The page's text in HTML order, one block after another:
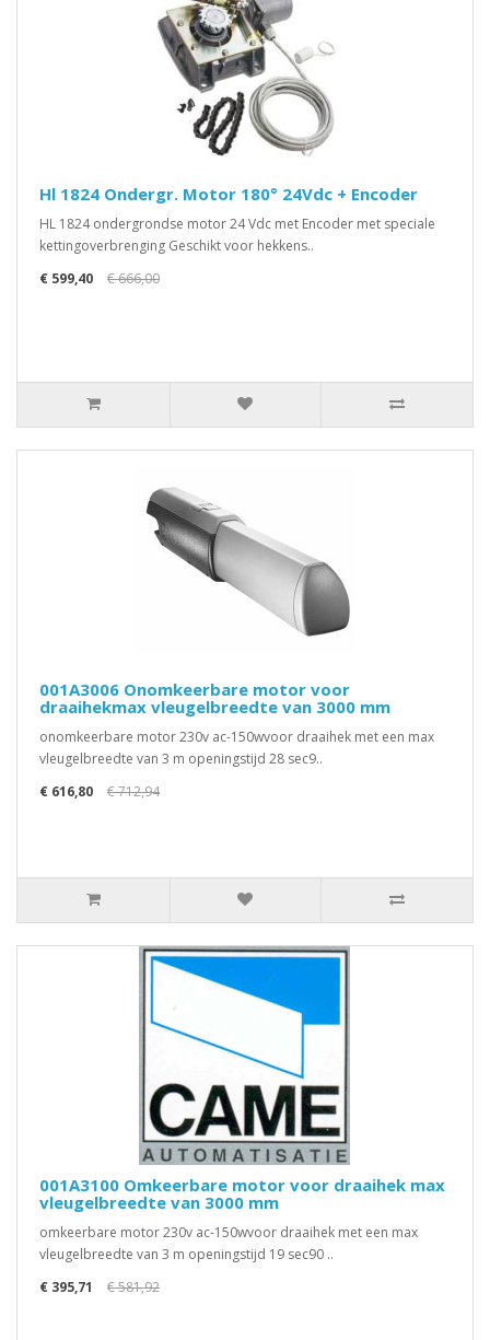
Hl 1824 Ondergr. Motor 180° 24Vdc + Encoder
HL 1824 ondergrondse motor 24 Vdc met Encoder met speciale
kettingoverbrenging Geschikt voor hekkens..
€ 599,40
€ 666,00
001A3006 Onomkeerbare motor voor
draaihekmax vleugelbreedte van 3000 mm
onomkeerbare motor 230v ac-150wvoor draaihek met een max
vleugelbreedte van 3 m openingstijd 28 sec9..
€ 616,80
€ 712,94
001A3100 Omkeerbare motor voor draaihek max
vleugelbreedte van 3000 mm
omkeerbare motor 230v ac-150wvoor draaihek met een max
vleugelbreedte van 3 m openingstijd 19 sec90 ..
€ 395,71
€ 581,92